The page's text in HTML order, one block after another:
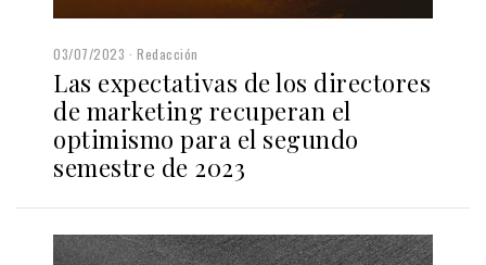
03/07/2023 Redacción
Las expectativas de los directores
de marketing recuperan el
optimismo para el segundo
semestre de 2023